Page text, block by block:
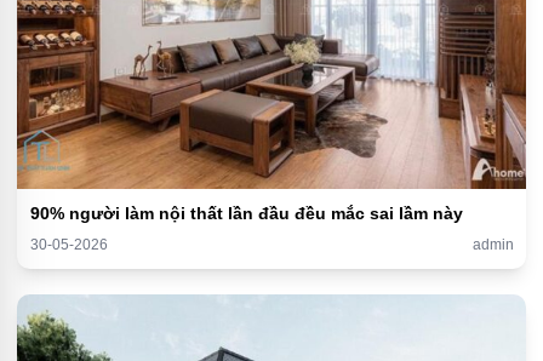
90% người làm nội thất lần đầu đều mắc sai lầm này
30-05-2026 admin